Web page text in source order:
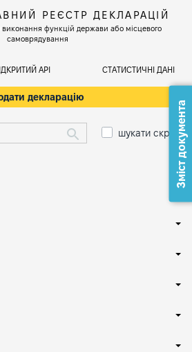
РЕЄСТР ДЕКЛАРАЦІЙ
функцій держави або місцевого
самоврядування
АРІ СТАТИСТИЧНІ ДАНІ
декларацію
шукати скрізьЗміст документа